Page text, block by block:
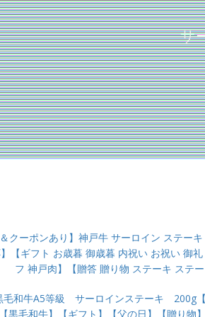
サ
＆クーポンあり】神戸牛 サーロイン ステー
【ギフト お歳暮 御歳暮 内祝い お祝い 御
フ 神戸肉】【贈答 贈り物 ステーキ ステ
毛和牛A5等級 サーロインステーキ 200g
黒毛和牛】【ギフト】【父の日】【贈り物